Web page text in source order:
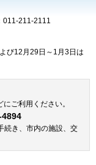
011-211-2111
び12月29日～1月3日は
ご利用ください。
4894
続き、市内の施設、交